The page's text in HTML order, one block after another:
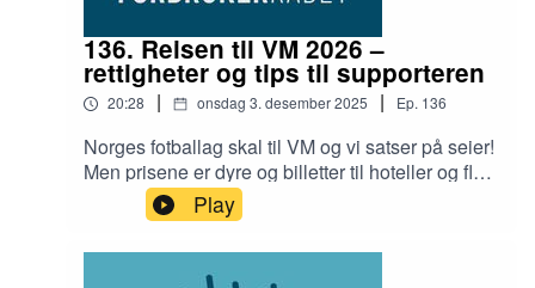
136. Reisen til VM 2026 –
rettigheter og tips til supporteren
20:28 | onsdag 3. desember 2025 | Ep. 136
Norges fotballag skal til VM og vi satser på seier!
Men prisene er dyre og billetter til hoteller og fly
går raskt. Hva bør du tenke på for å unngå rødt
kort i lommeboken på vei til fotball VM 2026?I
studio hører du fagsjef, Thomas Iversen, og
programleder, Helen Mehammer.
Play